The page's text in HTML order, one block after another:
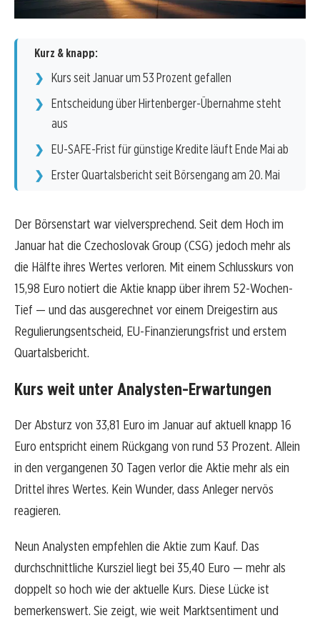
Kurz & knapp:
Kurs seit Januar um 53 Prozent gefallen
Entscheidung über Hirtenberger-Übernahme steht
aus
EU-SAFE-Frist für günstige Kredite läuft Ende Mai ab
Erster Quartalsbericht seit Börsengang am 20. Mai
Der Börsenstart war vielversprechend. Seit dem Hoch im
Januar hat die Czechoslovak Group (CSG) jedoch mehr als
die Hälfte ihres Wertes verloren. Mit einem Schlusskurs von
15,98 Euro notiert die Aktie knapp über ihrem 52-Wochen-
Tief — und das ausgerechnet vor einem Dreigestirn aus
Regulierungsentscheid, EU-Finanzierungsfrist und erstem
Quartalsbericht.
Kurs weit unter Analysten-Erwartungen
Der Absturz von 33,81 Euro im Januar auf aktuell knapp 16
Euro entspricht einem Rückgang von rund 53 Prozent. Allein
in den vergangenen 30 Tagen verlor die Aktie mehr als ein
Drittel ihres Wertes. Kein Wunder, dass Anleger nervös
reagieren.
Neun Analysten empfehlen die Aktie zum Kauf. Das
durchschnittliche Kursziel liegt bei 35,40 Euro — mehr als
doppelt so hoch wie der aktuelle Kurs. Diese Lücke ist
bemerkenswert. Sie zeigt, wie weit Marktsentiment und